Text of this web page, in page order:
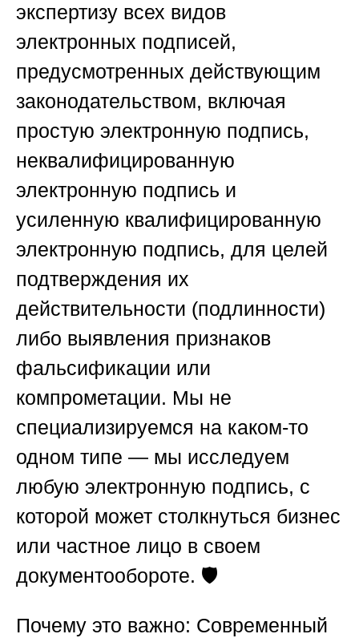
экспертизу всех видов
электронных подписей,
предусмотренных действующим
законодательством, включая
простую электронную подпись,
неквалифицированную
электронную подпись и
усиленную квалифицированную
электронную подпись, для целей
подтверждения их
действительности (подлинности)
либо выявления признаков
фальсификации или
компрометации. Мы не
специализируемся на каком-то
одном типе — мы исследуем
любую электронную подпись, с
которой может столкнуться бизнес
или частное лицо в своем
документообороте. 🛡️
Почему это важно: Современный